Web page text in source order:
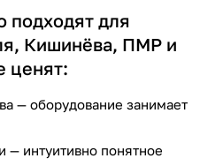
подходят для
Кишинёва, ПМР и
ценят:
— оборудование занимает
— интуитивно понятное